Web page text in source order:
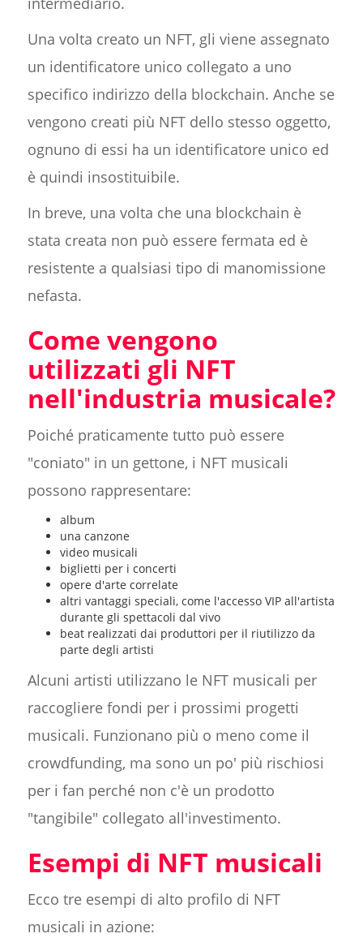
Una volta creato un NFT, gli viene assegnato
un identificatore unico collegato a uno
specifico indirizzo della blockchain. Anche se
vengono creati più NFT dello stesso oggetto,
ognuno di essi ha un identificatore unico ed
è quindi insostituibile.
In breve, una volta che una blockchain è
stata creata non può essere fermata ed è
resistente a qualsiasi tipo di manomissione
nefasta.
Come vengono
utilizzati gli NFT
nell'industria musicale?
Poiché praticamente tutto può essere
"coniato" in un gettone, i NFT musicali
possono rappresentare:
album
una canzone
video musicali
biglietti per i concerti
opere d'arte correlate
altri vantaggi speciali, come l'accesso VIP all'artista
durante gli spettacoli dal vivo
beat realizzati dai produttori per il riutilizzo da
parte degli artisti
Alcuni artisti utilizzano le NFT musicali per
raccogliere fondi per i prossimi progetti
musicali. Funzionano più o meno come il
crowdfunding, ma sono un po' più rischiosi
per i fan perché non c'è un prodotto
"tangibile" collegato all'investimento.
Esempi di NFT musicali
Ecco tre esempi di alto profilo di NFT
musicali in azione: